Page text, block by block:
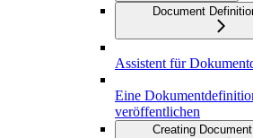
Document
Assistent für
Eine
veröffentlichen
Creating